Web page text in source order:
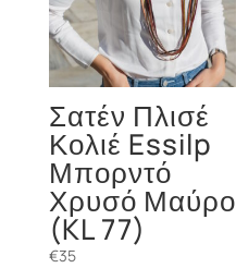
Σατέν Πλισέ
Κολιέ Essilp
Μπορντό
Χρυσό Μαύρο
(KL 77)
€35